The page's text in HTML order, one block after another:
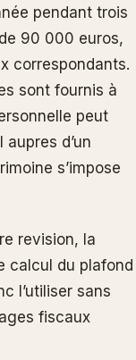
pendant trois
90 000 euros,
correspondants.
sont fournis à
peut
d’un
s’impose
revision, la
calcul du plafond
l’utiliser sans
fiscaux